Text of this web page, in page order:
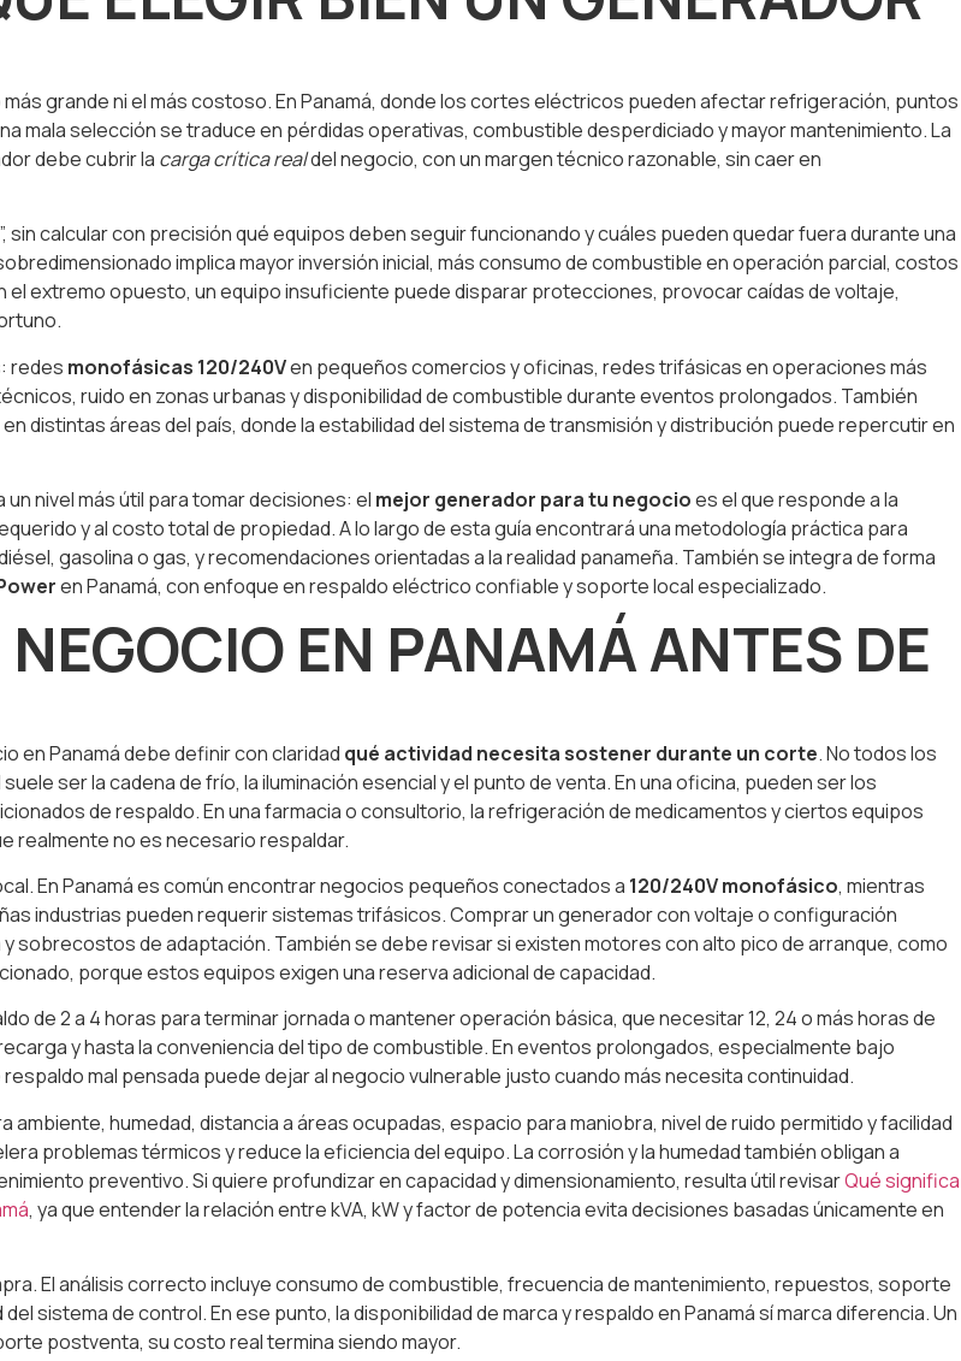
grande ni el más costoso. En Panamá, donde los cortes eléctricos pueden afectar refrigeración, puntos
mala selección se traduce en pérdidas operativas, combustible desperdiciado y mayor mantenimiento. La
debe cubrir la carga crítica realdel negocio, con un margen técnico razonable, sin caer en
calcular con precisión qué equipos deben seguir funcionando y cuáles pueden quedar fuera durante una
implica mayor inversión inicial, más consumo de combustible en operación parcial, costos
el extremo opuesto, un equipo insuficiente puede disparar protecciones, provocar caídas de voltaje,
redes monofásicas 120/240Ven pequeños comercios y oficinas, redes trifásicas en operaciones más
ruido en zonas urbanas y disponibilidad de combustible durante eventos prolongados. También
distintas áreas del país, donde la estabilidad del sistema de transmisión y distribución puede repercutir en
nivel más útil para tomar decisiones: el mejor generador para tu negocioes el que responde a la
y al costo total de propiedad. A lo largo de esta guía encontrará una metodología práctica para
gasolina o gas, y recomendaciones orientadas a la realidad panameña. También se integra de forma
en Panamá, con enfoque en respaldo eléctrico confiable y soporte local especializado.
EN PANAMÁ ANTES DE
en Panamá debe definir con claridad qué actividad necesita sostener durante un corte. No todos los
ser la cadena de frío, la iluminación esencial y el punto de venta. En una oficina, pueden ser los
de respaldo. En una farmacia o consultorio, la refrigeración de medicamentos y ciertos equipos
realmente no es necesario respaldar.
En Panamá es común encontrar negocios pequeños conectados a 120/240V monofásico, mientras
industrias pueden requerir sistemas trifásicos. Comprar un generador con voltaje o configuración
sobrecostos de adaptación. También se debe revisar si existen motores con alto pico de arranque, como
porque estos equipos exigen una reserva adicional de capacidad.
de 2 a 4 horas para terminar jornada o mantener operación básica, que necesitar 12, 24 o más horas de
y hasta la conveniencia del tipo de combustible. En eventos prolongados, especialmente bajo
mal pensada puede dejar al negocio vulnerable justo cuando más necesita continuidad.
humedad, distancia a áreas ocupadas, espacio para maniobra, nivel de ruido permitido y facilidad
problemas térmicos y reduce la eficiencia del equipo. La corrosión y la humedad también obligan a
preventivo. Si quiere profundizar en capacidad y dimensionamiento, resulta útil revisarQué significa
, ya que entender la relación entre kVA, kW y factor de potencia evita decisiones basadas únicamente en
El análisis correcto incluye consumo de combustible, frecuencia de mantenimiento, repuestos, soporte
sistema de control. En ese punto, la disponibilidad de marca y respaldo en Panamá sí marca diferencia. Un
postventa, su costo real termina siendo mayor.